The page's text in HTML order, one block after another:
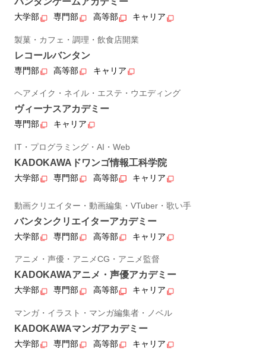
大学部 専門部 高等部 キャリア
製菓・カフェ・調理・飲食店開業
レコールバンタン
専門部 高等部 キャリア
ヘアメイク・ネイル・エステ・ウエディング
ヴィーナスアカデミー
専門部 キャリア
IT・プログラミング・AI・Web
KADOKAWAドワンゴ情報工科学院
大学部 専門部 高等部 キャリア
動画クリエイター・動画編集・VTuber・歌い手
バンタンクリエイターアカデミー
大学部 専門部 高等部 キャリア
アニメ・声優・アニメCG・アニメ監督
KADOKAWAアニメ・声優アカデミー
大学部 専門部 高等部 キャリア
マンガ・イラスト・マンガ編集者・ノベル
KADOKAWAマンガアカデミー
大学部 専門部 高等部 キャリア